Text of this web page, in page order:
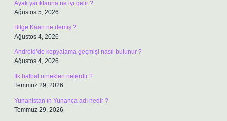
Ayak yarıklarına ne iyi gelir ?
Ağustos 5, 2026
Bilge Kaan ne demiş ?
Ağustos 4, 2026
Android’de kopyalama geçmişi nasıl bulunur ?
Ağustos 4, 2026
İlk balbal örnekleri nelerdir ?
Temmuz 29, 2026
Yunanistan’ın Yunanca adı nedir ?
Temmuz 29, 2026